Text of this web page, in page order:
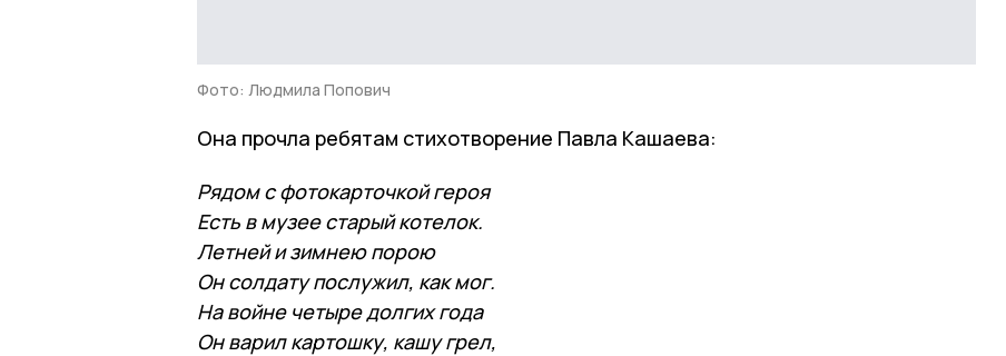
Фото: Людмила Попович
Она прочла ребятам стихотворение Павла Кашаева:
Рядом с фотокарточкой героя
Есть в музее старый котелок.
Летней и зимнею порою
Он солдату послужил, как мог.
На войне четыре долгих года
Он варил картошку, кашу грел,